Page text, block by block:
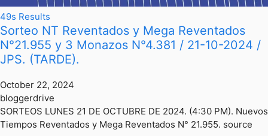
49s Results
Sorteo NT Reventados y Mega Reventados
N°21.955 y 3 Monazos N°4.381 / 21-10-2024 /
JPS. (TARDE).
October 22, 2024
bloggerdrive
SORTEOS LUNES 21 DE OCTUBRE DE 2024. (4:30 PM). Nuevos
Tiempos Reventados y Mega Reventados N° 21.955. source